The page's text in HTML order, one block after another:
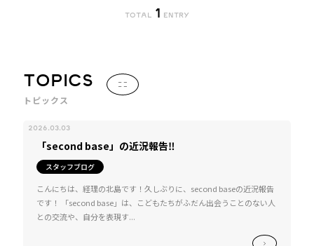
TOTAL 1 ENTRY
TOPICS
トピックス
2026.03.03
「second base」の近況報告‼
スタッフブログ
こんにちは、経理の北島です！久しぶりに、second baseの近況報告
です！ 「second base」は、こどもたちがふだん出会うことのない人
との交流や、自分を表現す...